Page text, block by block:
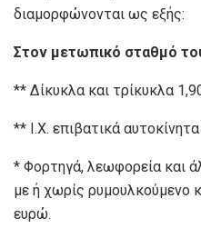
διαμορφώνονται ως εξής:
Στον μετωπικό σταθμό
** Δίκυκλα και τρίκυκλα
** Ι.Χ. επιβατικά
* Φορτηγά, λεωφορεία και
με ή χωρίς ρυμουλκούμενο
ευρώ.